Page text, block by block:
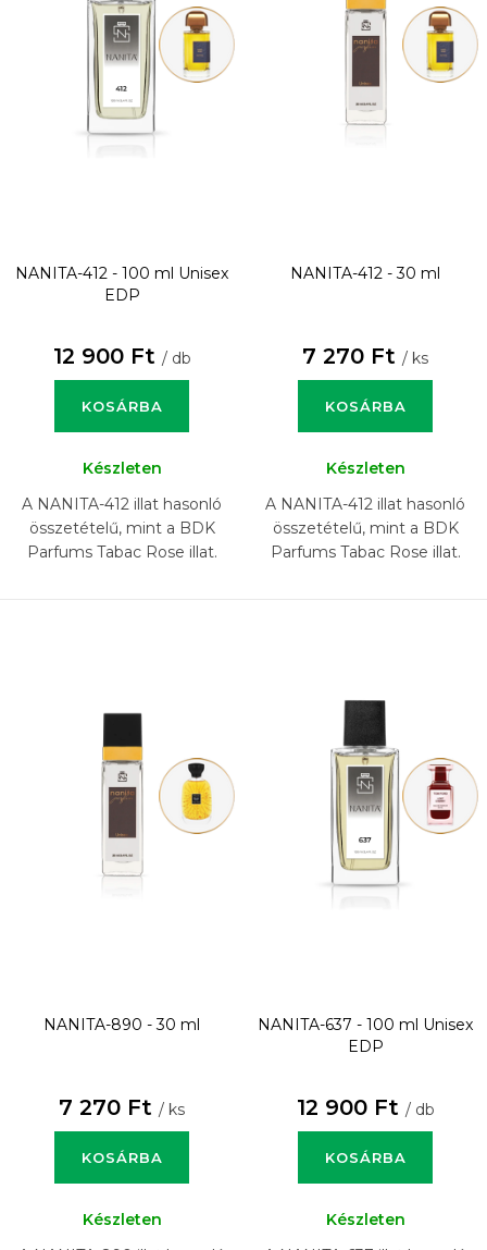
NANITA-412 - 100 ml Unisex
EDP
12 900 Ft / db
KOSÁRBA
Készleten
A NANITA-412 illat hasonló
összetételű, mint a BDK
Parfums Tabac Rose illat.
NANITA-412 - 30 ml
7 270 Ft / ks
KOSÁRBA
Készleten
A NANITA-412 illat hasonló
összetételű, mint a BDK
Parfums Tabac Rose illat.
NANITA-890 - 30 ml
7 270 Ft / ks
KOSÁRBA
Készleten
NANITA-637 - 100 ml Unisex
EDP
12 900 Ft / db
KOSÁRBA
Készleten